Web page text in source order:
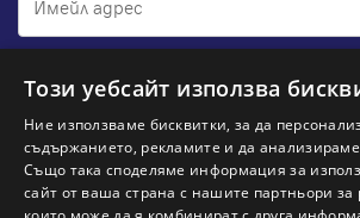
Абонирам се
НАЙ-ПОПУЛЯРНИ ТЪРСЕНИЯ:
Този уебсайт използва
Ние използваме бисквитки, за да
съдържанието, рекламите и да
Също така споделяме информация за
сайт от ваша страна с нашите партньори